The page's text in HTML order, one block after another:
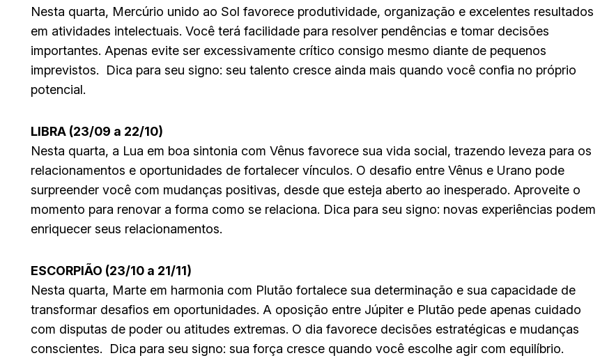
Nesta quarta, Mercúrio unido ao Sol favorece produtividade, organização e excelentes resultados
em atividades intelectuais. Você terá facilidade para resolver pendências e tomar decisões
importantes. Apenas evite ser excessivamente crítico consigo mesmo diante de pequenos
imprevistos. Dica para seu signo: seu talento cresce ainda mais quando você confia no próprio
potencial.
LIBRA (23/09 a 22/10)
Nesta quarta, a Lua em boa sintonia com Vênus favorece sua vida social, trazendo leveza para os
relacionamentos e oportunidades de fortalecer vínculos. O desafio entre Vênus e Urano pode
surpreender você com mudanças positivas, desde que esteja aberto ao inesperado. Aproveite o
momento para renovar a forma como se relaciona. Dica para seu signo: novas experiências podem
enriquecer seus relacionamentos.
ESCORPIÃO (23/10 a 21/11)
Nesta quarta, Marte em harmonia com Plutão fortalece sua determinação e sua capacidade de
transformar desafios em oportunidades. A oposição entre Júpiter e Plutão pede apenas cuidado
com disputas de poder ou atitudes extremas. O dia favorece decisões estratégicas e mudanças
conscientes. Dica para seu signo: sua força cresce quando você escolhe agir com equilíbrio.